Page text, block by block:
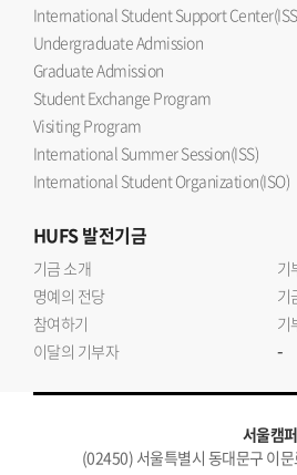
International Student Support
Undergraduate Admission
Graduate Admission
Student Exchange Program
Visiting Program
International Summer Session(ISS)
International Student Organization(ISO)
HUFS발전기금
기금 소개
기
명예의 전당
기
참여하기
기
이달의 기부자
-
서울캠
(02450) 서울특별시 동대문구 이